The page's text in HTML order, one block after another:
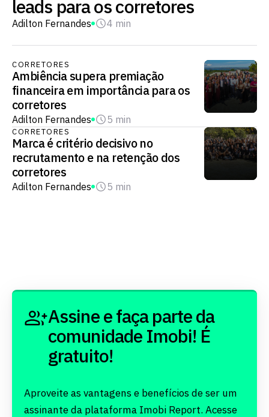
leads para os corretores
Adilton Fernandes 4 min
CORRETORES
Ambiência supera premiação
financeira em importância para os
corretores
Adilton Fernandes 5 min
CORRETORES
Marca é critério decisivo no
recrutamento e na retenção dos
corretores
Adilton Fernandes 5 min
Assine e faça parte da
comunidade Imobi! É
gratuito!
Aproveite as vantagens e benefícios de ser um
assinante da plataforma Imobi Report. Acesse